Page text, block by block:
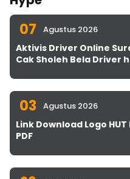
07 Agustus 2026
Aktivis Driver Online
Cak Sholeh Bela Driver
03 Agustus 2026
Link Download Logo HUT
PDF